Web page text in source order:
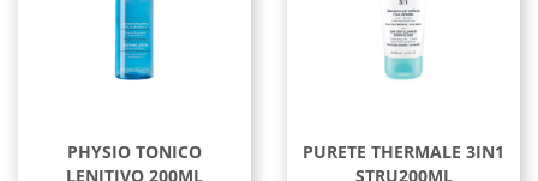
PHYSIO TONICO
LENITIVO 200ML
PURETE THERMALE 3IN1
STRU200ML